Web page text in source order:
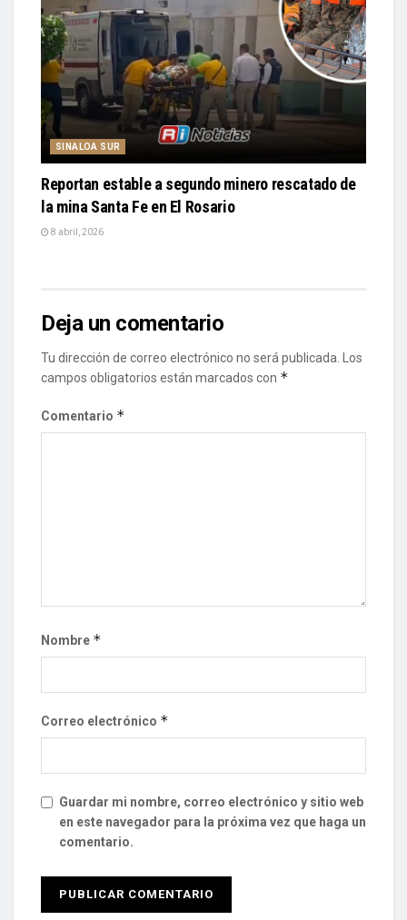
SINALOA SUR
Reportan estable a segundo minero rescatado de
la mina Santa Fe en El Rosario
8 abril, 2026
Deja un comentario
Tu dirección de correo electrónico no será publicada.
Los
campos obligatorios están marcados con *
Comentario *
Nombre *
Correo electrónico *
Guardar mi nombre, correo electrónico y sitio web
en este navegador para la próxima vez que haga un
comentario.